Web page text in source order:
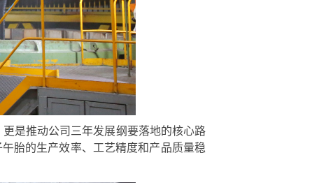
是推动公司三年发展纲要落地的核心路
胎的生产效率、工艺精度和产品质量稳